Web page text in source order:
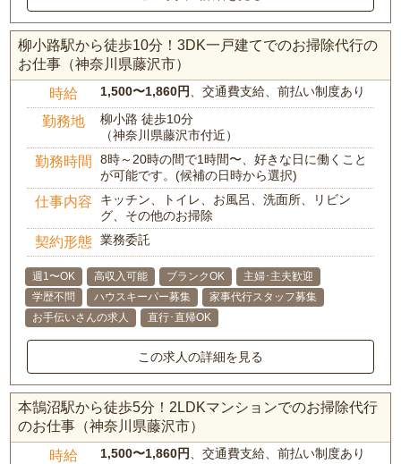
柳小路駅から徒歩10分！3DK一戸建てでのお掃除代行の
お仕事（神奈川県藤沢市）
時給 1,500〜1,860円 、交通費支給、前払い制度あり
勤務地
柳小路 徒歩10分
（神奈川県藤沢市付近）
勤務時間
8時～20時の間で1時間〜、好きな日に働くこと
が可能です。(候補の日時から選択)
仕事内容
キッチン、トイレ、お風呂、洗面所、リビン
グ、その他のお掃除
契約形態 業務委託
週1〜OK 高収入可能 ブランクOK
主婦･主夫歓迎
学歴不問
ハウスキーパー募集
家事代行スタッフ募集
お手伝いさんの求人
直行･直帰OK
この求人の詳細を見る
本鵠沼駅から徒歩5分！2LDKマンションでのお掃除代行
のお仕事（神奈川県藤沢市）
時給 1,500〜1,860円 、交通費支給、前払い制度あり